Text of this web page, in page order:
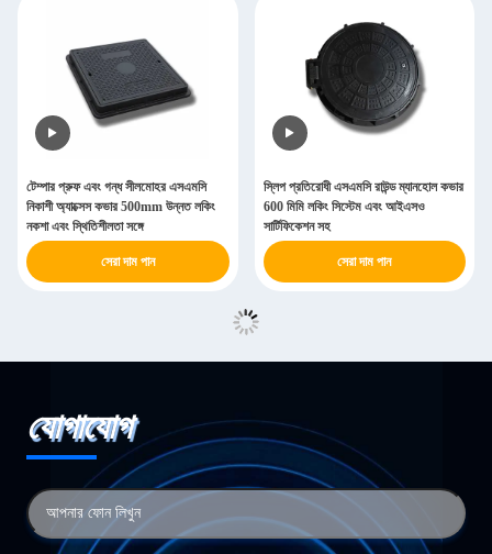
টেম্পার প্রুফ এবং গন্ধ সীলমোহর এসএমসি
নিকাশী অ্যাক্সেস কভার 500mm উন্নত লকিং
নকশা এবং স্থিতিশীলতা সঙ্গে
সেরা দাম পান
স্লিপ প্রতিরোধী এসএমসি রাউন্ড ম্যানহোল কভার
600 মিমি লকিং সিস্টেম এবং আইএসও
সার্টিফিকেশন সহ
সেরা দাম পান
যোগাযোগ